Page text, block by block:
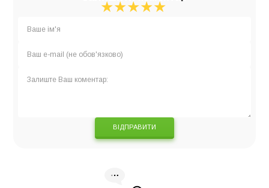
★
★★
★★★
★★★★
★★★★★
ВІДПРАВИТИ